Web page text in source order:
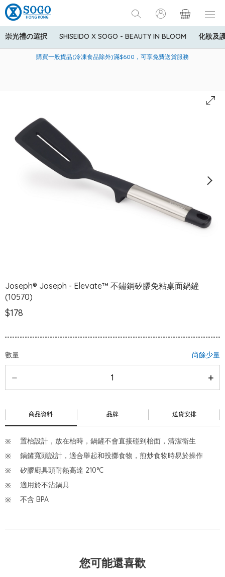
崇光禮の選択 SHISEIDO X SOGO - BEAUTY IN BLOOM 化妝及
美國運通Explorer®信用卡會員購物禮遇：高達5%簽賬回贈！
購買一般貨品(冷凍食品除外)滿$600，可享免費送貨服務
寄送中國內地服務只適用於指定商品，若訂單金額少於HK$600(折
Joseph® Joseph - Elevate™ 不鏽鋼矽膠免粘桌面鍋鏟
(10570)
$178
數量 尚餘少量
商品資料 品牌 送貨安排
置枱設計，放在枱時，鍋鏟不會直接碰到枱面，清潔衛生
鍋鏟寬頭設計，適合舉起和投擲食物，煎炒食物時易於操作
矽膠廚具頭耐熱高達 210°C
適用於不沾鍋具
不含 BPA
您可能還喜歡